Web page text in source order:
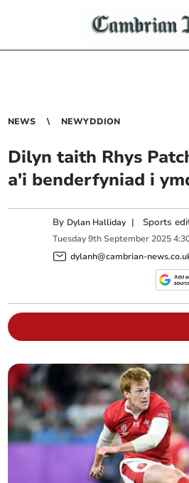
NEWS NEWYDDION
Dilyn taith Rhys
a'i benderfyniad i
By Dylan Halliday | Sports
Tuesday 9th September 2025
dylanh@cambrian-